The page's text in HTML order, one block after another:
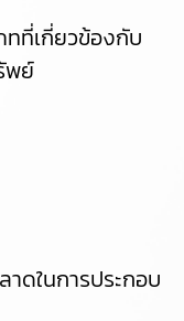
ทที่เกี่ยวข้องกับ
พย์
าดในการประกอบ